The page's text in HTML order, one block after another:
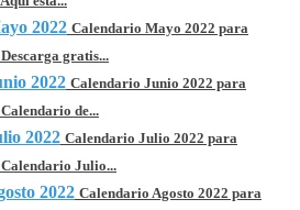
2022 Calendario Mayo 2022 para
gratis...
2022 Calendario Junio 2022 para
de...
2022 Calendario Julio 2022 para
Julio...
2022 Calendario Agosto 2022 para